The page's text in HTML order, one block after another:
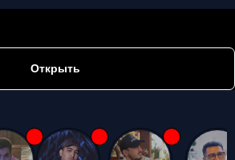
Открыть